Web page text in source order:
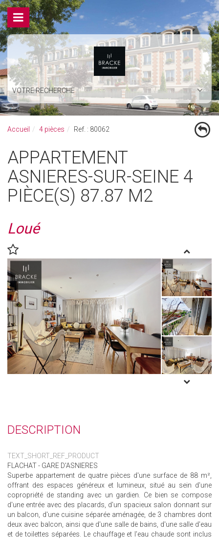
VOTRE RECHERCHE
Accueil 4 pièces Ref. : 80062
APPARTEMENT
ASNIERES-SUR-SEINE 4
PIÈCE(S) 87.87 M2
Loué
DESCRIPTION
TEXT_SHORT_REF_PRODUCT
FLACHAT - GARE D'ASNIERES
Superbe appartement de quatre pièces d'une surface de 88 m²,
offrant des espaces généreux et lumineux, situé au sein d'une
copropriété de standing avec un gardien. Ce bien se compose
d'une entrée avec des placards, d'un spacieux salon donnant sur
un balcon, d'une cuisine séparée aménagée, de 3 chambres dont
deux avec balcon, ainsi que d'une salle de bains, d'une salle d'eau
et de toilettes séparées. Le chauffage et l'eau chaude sont inclus